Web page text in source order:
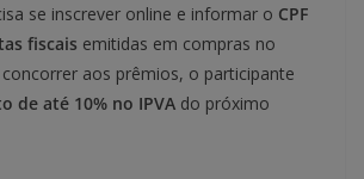
se inscrever online e informar o CPF
fiscais emitidas em compras no
aos prêmios, o participante
de até 10% no IPVA do próximo